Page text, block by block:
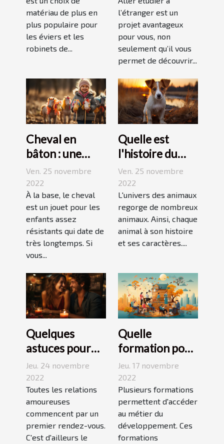
matériau de plus en
plus populaire pour
les éviers et les
robinets de...
l’étranger est un
projet avantageux
pour vous, non
seulement qu’il vous
permet de découvrir...
Cheval en
bâton : une
bonne
découverte
pour enfant
Ven. 25 novembre
2022
À la base, le cheval
est un jouet pour les
enfants assez
résistants qui date de
très longtemps. Si
vous...
Quelle est
l'histoire du
Jack Russell
terrier ?
Ven. 25 novembre
2022
L'univers des animaux
regorge de nombreux
animaux. Ainsi, chaque
animal à son histoire
et ses caractères....
Quelques
astuces pour
réussir son
premier
rendez-vous
Jeu. 24 novembre
2022
Toutes les relations
amoureuses
commencent par un
premier rendez-vous.
C'est d'ailleurs le
Quelle
formation pour
travailler dans
le
développement
durable ?
Jeu. 17 novembre
2022
Plusieurs formations
permettent d'accéder
au métier du
développement. Ces
formations